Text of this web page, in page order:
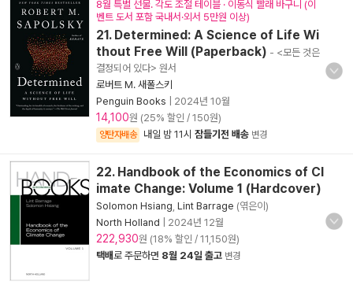
8월 특별 선물. 각도 조절 테이블 · 이동식 빨래 바구니 (이
벤트 도서 포함 국내서·외서 5만원 이상)
21. Determined: A Science of Life Wi
thout Free Will (Paperback) - <모든 것은
결정되어 있다> 원서
로버트 M. 새폴스키
Penguin Books
2024년 10월
14,100원 (25% 할인 / 150원)
양탄자배송 내일 밤 11시 잠들기전 배송 변경
22. Handbook of the Economics of Cl
imate Change: Volume 1 (Hardcover)
Solomon Hsiang Lint Barrage (엮은이)
North Holland
2024년 12월
222,930원 (18% 할인 / 11,150원)
택배로 주문하면 8월 24일 출고 변경